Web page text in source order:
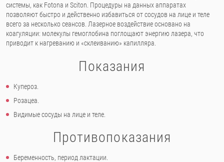
системы, как Fotona и Sciton. Процедуры на данных аппаратах
позволяют быстро и действенно избавиться от сосудов на лице и теле
всего за несколько сеансов. Лазерное воздействие основано на
коагуляции: молекулы гемоглобина поглощают энергию лазера, что
приводит к нагреванию и «склеиванию» капилляра.
Показания
Купероз.
Розацеа.
Видимые сосуды на лице и теле.
Противопоказания
Беременность, период лактации.